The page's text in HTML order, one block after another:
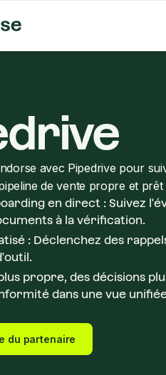
avec Pipedrive pour
de vente propre et
en direct : Suivez
à la vérification.
: Déclenchez des
propre, des décisions
dans une vue
du partenaire